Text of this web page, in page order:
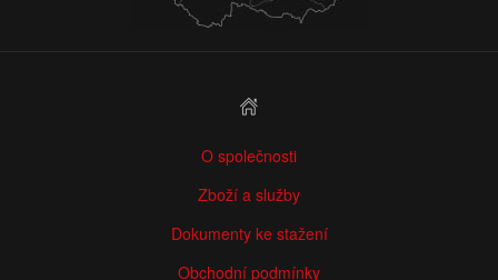
O společnosti
Zboží a služby
Dokumenty ke stažení
Obchodní podmínky